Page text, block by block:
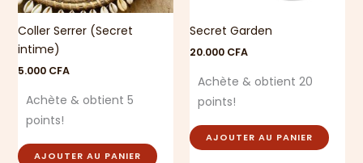
Coller Serrer (Secret
intime)
5.000 CFA
Achète & obtient 5
points!
AJOUTER AU PANIER
Secret Garden
20.000 CFA
Achète & obtient 20
points!
AJOUTER AU PANIER